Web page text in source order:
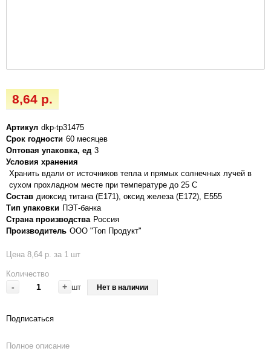
8,64 р.
Артикул dkp-tp31475
Срок годности 60 месяцев
Оптовая упаковка, ед 3
Условия хранения
Хранить вдали от источников тепла и прямых солнечных лучей в
сухом прохладном месте при температуре до 25 С
Состав диоксид титана (Е171), оксид железа (Е172), E555
Тип упаковки ПЭТ-банка
Страна производства Россия
Производитель ООО "Топ Продукт"
Цена 8,64 р. за 1 шт
Количество
- + шт Нет в наличии
Подписаться
Полное описание